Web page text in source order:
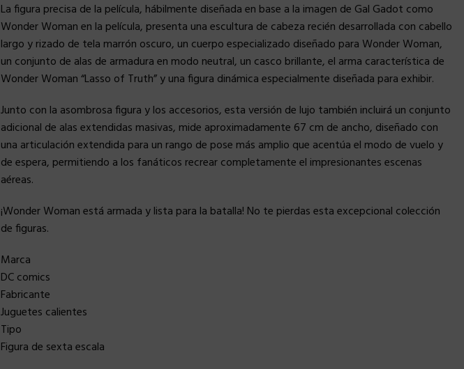
La figura precisa de la película, hábilmente diseñada en base a la imagen de Gal Gadot como
Wonder Woman en la película, presenta una escultura de cabeza recién desarrollada con cabello
largo y rizado de tela marrón oscuro, un cuerpo especializado diseñado para Wonder Woman,
un conjunto de alas de armadura en modo neutral, un casco brillante, el arma característica de
Wonder Woman “Lasso of Truth” y una figura dinámica especialmente diseñada para exhibir.
Junto con la asombrosa figura y los accesorios, esta versión de lujo también incluirá un conjunto
adicional de alas extendidas masivas, mide aproximadamente 67 cm de ancho, diseñado con
una articulación extendida para un rango de pose más amplio que acentúa el modo de vuelo y
de espera, permitiendo a los fanáticos recrear completamente el impresionantes escenas
aéreas.
¡Wonder Woman está armada y lista para la batalla! No te pierdas esta excepcional colección
de figuras.
Marca
DC comics
Fabricante
Juguetes calientes
Tipo
Figura de sexta escala